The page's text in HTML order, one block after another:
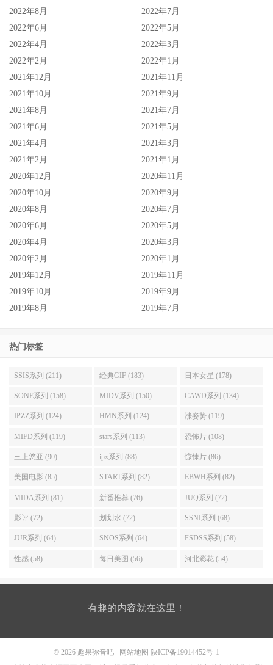
别担心，三上说了，还是会每个月继续发片，有关艾薇的工
2022年8月
2022年7月
2022年6月
2022年5月
2022年4月
2022年3月
2022年2月
2022年1月
2021年12月
2021年11月
2021年10月
2021年9月
2021年8月
2021年7月
2021年6月
2021年5月
2021年4月
2021年3月
2021年2月
2021年1月
2020年12月
2020年11月
2020年10月
2020年9月
2020年8月
2020年7月
2020年6月
2020年5月
2020年4月
2020年3月
2020年2月
2020年1月
2019年12月
2019年11月
2019年10月
2019年9月
2019年8月
2019年7月
热门标签
SSIS系列 (211) 经典GIF (183) 日本女星 (178)
SONE系列 (158) MIDV系列 (150) CAWD系列 (134)
IPZZ系列 (124) HMN系列 (124) 涨姿势 (119)
MIFD系列 (119) stars系列 (113) 恐怖片 (108)
三上悠亚 (90) ipx系列 (88) 惊悚片 (86)
美国电影 (85) START系列 (82) EBWH系列 (82)
MIDA系列 (81) 新番推荐 (76) JUQ系列 (72)
影评 (72) 划划水 (72) SSNI系列 (68)
JUR系列 (64) SNOS系列 (64) FSDSS系列 (58)
性感 (58) 每日美图 (56) 河北彩花 (54)
有趣的内容就在这里！
© 2026 趣果弥音吧 网站地图 陕ICP备19014452号-1